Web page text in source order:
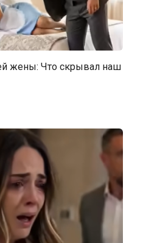
жены: Что скрывал наш